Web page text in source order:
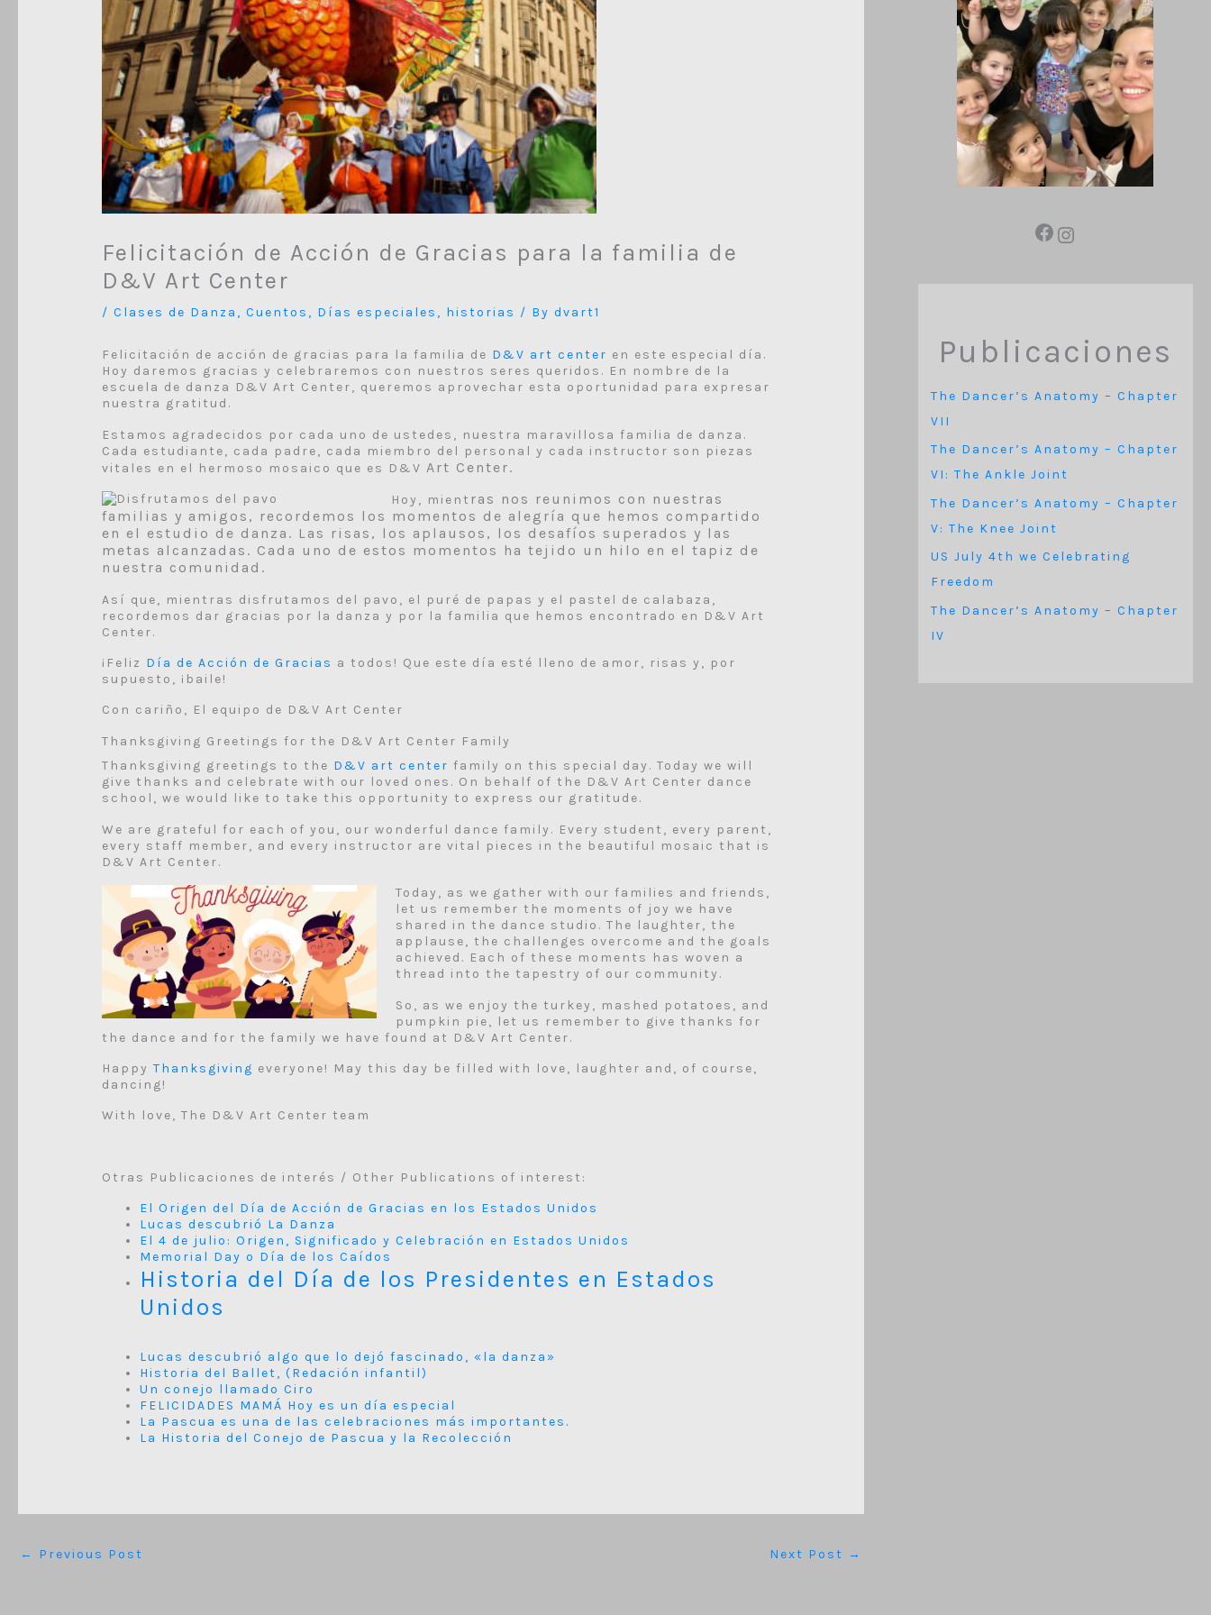
Felicitación de Acción de Gracias para la familia de
D&V Art Center
/Clases de Danza ,Cuentos , Días especiales , historias / Bydvart1
Felicitación de acción de gracias para la familia de D&V art center en este especial día.
Hoy daremos gracias y celebraremos con nuestros seres queridos. En nombre de la
escuela de danza D&V Art Center, queremos aprovechar esta oportunidad para expresar
nuestra gratitud.
Estamos agradecidos por cada uno de ustedes, nuestra maravillosa familia de danza.
Cada estudiante, cada padre, cada miembro del personal y cada instructor son piezas
vitales en el hermoso mosaico que es D&VArt Center.
Hoy, mient ras no s reunimos con nuestras
familias y amigos, recordemos los momentos de alegría que hemos compartido
en el estudio de danza. Las risas, los aplausos, los desafíos superados y las
metas alcanzadas. Cada uno de estos momentos ha tejido un hilo en el tapiz de
nuestra comunidad.
Así que, mientras disfrutamos del pavo, el puré de papas y el pastel de calabaza,
recordemos dar gracias por la danza y por la familia que hemos encontrado en D&V Art
Center.
¡Feliz Día de Acción de Gracias a todos! Que este día esté lleno de amor, risas y, por
supuesto, ¡baile!
Con cariño, El equipo de D&V Art Center
Thanksgiving Greetings for the D&V Art Center Family
Thanksgiving greetings to the D&V art center family on this special day. Today we will
give thanks and celebrate with our loved ones. On behalf of the D&V Art Center dance
school, we would like to take this opportunity to express our gratitude.
We are grateful for each of you, our wonderful dance family. Every student, every parent,
every staff member, and every instructor are vital pieces in the beautiful mosaic that is
D&V Art Center.
Today, as we gather with our families and friends,
let us remember the moments of joy we have
shared in the dance studio. The laughter, the
applause, the challenges overcome and the goals
achieved. Each of these moments has woven a
thread into the tapestry of our community.
So, as we enjoy the turkey, mashed potatoes, and
pumpkin pie, let us remember to give thanks for
the dance and for the family we have found at D&V Art Center.
HappyThanksgiving everyone! May this day be filled with love, laughter and, of course,
dancing!
With love, The D&V Art Center team
Otras Publicaciones de interés / Other Publications of interest:
El Origen del Día de Acción de Gracias en los Estados Unidos
Lucas descubrió La Danza
El 4 de julio: Origen, Significado y Celebración en Estados Unidos
Memorial Day o Día de los Caídos
Historia del Día de los Presidentes en Estados
Unidos
Lucas descubrió algo que lo dejó fascinado, «la danza»
Historia del Ballet, (Redación infantil)
Un conejo llamado Ciro
FELICIDADES MAMÁ Hoy es un día especial
La Pascua es una de las celebraciones más importantes.
La Historia del Conejo de Pascua y la Recolección
← Previous Post Next Post →
Publicaciones
The Dancer’s Anatomy – Chapter
VII
The Dancer’s Anatomy – Chapter
VI: The Ankle Joint
The Dancer’s Anatomy – Chapter
V: The Knee Joint
US July 4th we Celebrating
Freedom
The Dancer’s Anatomy – Chapter
IV